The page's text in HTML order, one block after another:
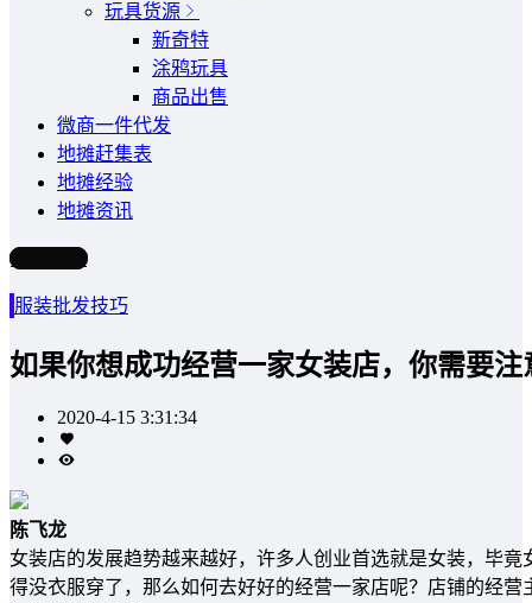
玩具货源
新奇特
涂鸦玩具
商品出售
微商一件代发
地摊赶集表
地摊经验
地摊资讯
写文章
服装批发技巧
如果你想成功经营一家女装店，你需要注
2020-4-15 3:31:34
陈飞龙
女装店的发展趋势越来越好，许多人创业首选就是女装，毕
得没衣服穿了，那么如何去好好的经营一家店呢？店铺的经